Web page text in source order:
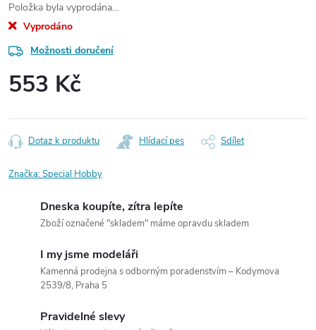
Položka byla vyprodána…
Vyprodáno
Možnosti doručení
553 Kč
cena:
Dotaz k produktu Hlídací pes Sdílet
Značka:Special Hobby
Dneska koupíte, zítra lepíte
Zboží označené "skladem" máme opravdu skladem
I my jsme modeláři
Kamenná prodejna s odborným poradenstvím – Kodymova
2539/8, Praha 5
Pravidelné slevy